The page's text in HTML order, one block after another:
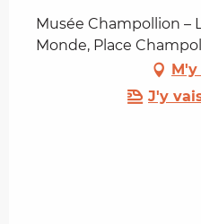
Musée Champollion –
Monde, Place
J'y